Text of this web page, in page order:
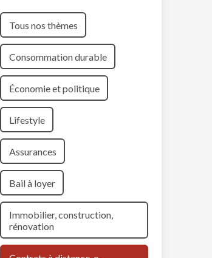
Tous nos thèmes
Consommation durable
Économie et politique
Lifestyle
Assurances
Bail à loyer
Immobilier, construction,
rénovation